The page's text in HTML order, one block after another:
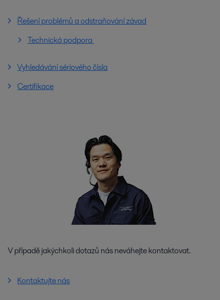
Řešení problémů a odstraňování závad
Technická podpora
Vyhledávání sériového čísla
Certifikace
V případě jakýchkoli dotazů nás neváhejte kontaktovat.
Kontaktujte nás